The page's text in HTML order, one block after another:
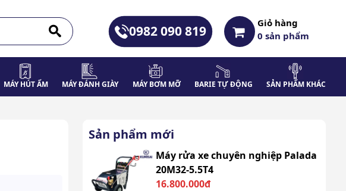
0982 090 819
Giỏ hàng
0sản phẩm
MÁY HÚT ẨM MÁY ĐÁNH GIÀY MÁY BƠM MỠ BARIE TỰ ĐỘNG SẢN PHẨM KHÁC
Sản phẩm mới
Máy rửa xe chuyên nghiệp Palada
20M32-5.5T4
16.800.000đ